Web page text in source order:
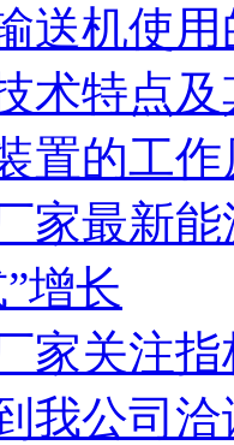
送机使
术特点
置的工
家最新
增长
家关注
我公司